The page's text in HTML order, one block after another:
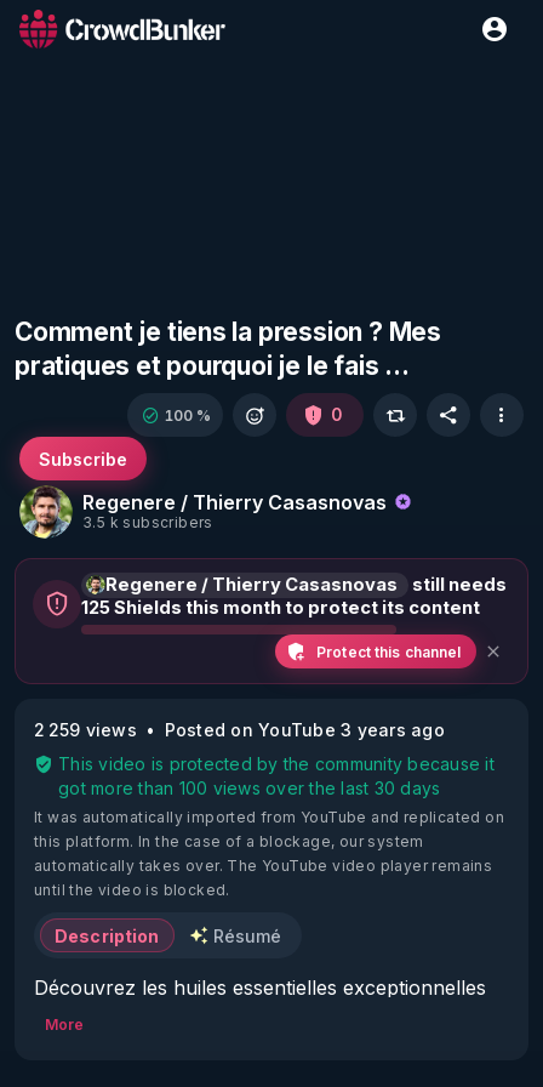
Comment je tiens la pression ? Mes
pratiques et pourquoi je le fais ...
Regenere / Thierry Casasnovas
3.5 k subscribers
Subscribe
100 % 0
Regenere / Thierry Casasnovas
still needs
125 Shields this month to protect its content
Protect this channel
2 259 views
Posted on YouTube 3 years ago
This video is protected by the community because it
got more than 100 views over the last 30 days
It was automatically imported from YouTube and replicated on
this platform. In the case of a blockage, our system
automatically takes over. The YouTube video player remains
until the video is blocked.
Description Résumé
Découvrez les huiles essentielles exceptionnelles
de Nelly Grosjean  et profitez de 15% de réduction
More